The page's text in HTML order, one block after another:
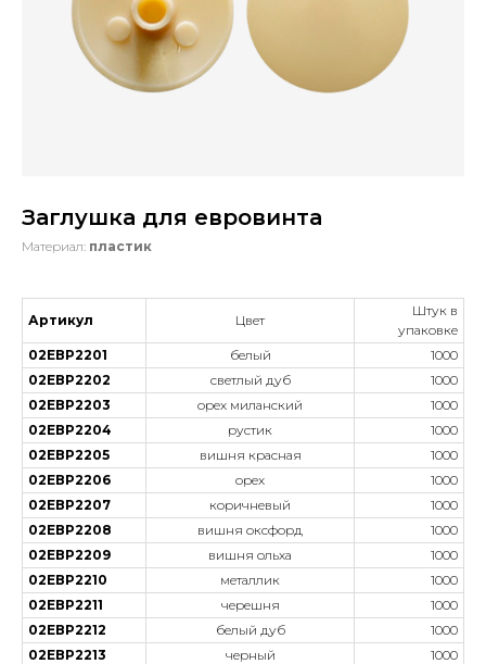
Заглушка для евровинта
Материал: пластик
Артикул Цвет
Штук в
упаковке
02ЕВР2201
белый
1000
02ЕВР2202
светлый дуб
1000
02ЕВР2203
орех миланский
1000
02ЕВР2204
рустик
1000
02ЕВР2205
вишня красная
1000
02ЕВР2206
орех
1000
02ЕВР2207
коричневый
1000
02ЕВР2208
вишня оксфорд
1000
02ЕВР2209
вишня ольха
1000
02ЕВР2210
металлик
1000
02ЕВР2211
черешня
1000
02ЕВР2212
белый дуб
1000
02ЕВР2213
черный
1000